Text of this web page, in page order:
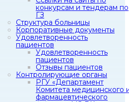
конкурсам и тендерам по
ГЗ
Структура больницы
Корпоративные документы
Удовлетворенность
пациентов
Удовлетворенность
пациентов
Отзывы пациентов
Контролирующие органы
РГУ «Департамент
Комитета медицинского
фармацевтического